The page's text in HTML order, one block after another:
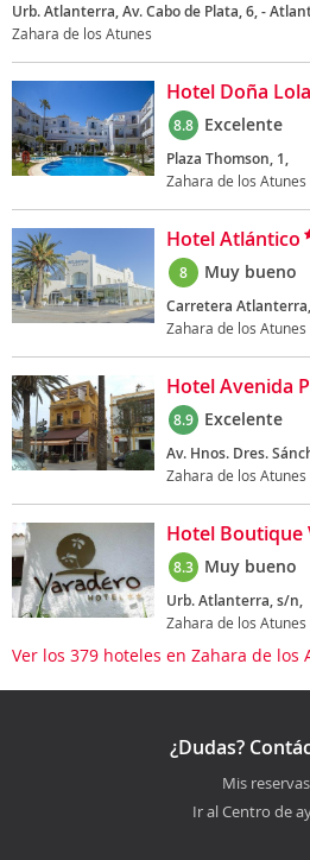
Urb. Atlanterra, Av. Cabo de Plata, 6, -
Zahara de los Atunes
Hotel Doña
8.8 Excelente
Plaza Thomson, 1,
Zahara de los Atunes
Hotel Atlántico
8 Muy bueno
Carretera
Zahara de los Atunes
Hotel Avenida
8.9 Excelente
Av. Hnos. Dres.
Zahara de los Atunes
Hotel Boutique
8.3 Muy bueno
Urb. Atlanterra, s/n,
Zahara de los Atunes
Ver los 379 hoteles en Zahara de los
¿Dudas?
Mis reservas
Ir al Centro de